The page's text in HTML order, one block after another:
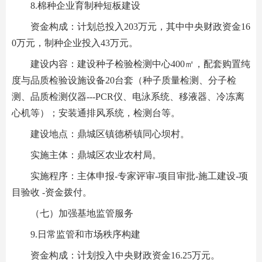
8.棉种企业育制种短板建设
资金构成：计划总投入203万元，其中中央财政资金16
0万元，制种企业投入43万元。
建设内容：建设种子检验检测中心400㎡，配套购置纯
度与品质检验设施设备20台套（种子质量检测、分子检
测、品质检测仪器---PCR仪、电泳系统、移液器、冷冻离
心机等）；安装通排风系统，检测台等。
建设地点：鼎城区镇德桥镇同心坝村。
实施主体：鼎城区农业农村局。
实施程序：主体申报-专家评审-项目审批-施工建设-项
目验收 -资金拨付。
（七）加强基地监管服务
9.日常监管和市场秩序构建
资金构成：计划投入中央财政资金16.25万元。